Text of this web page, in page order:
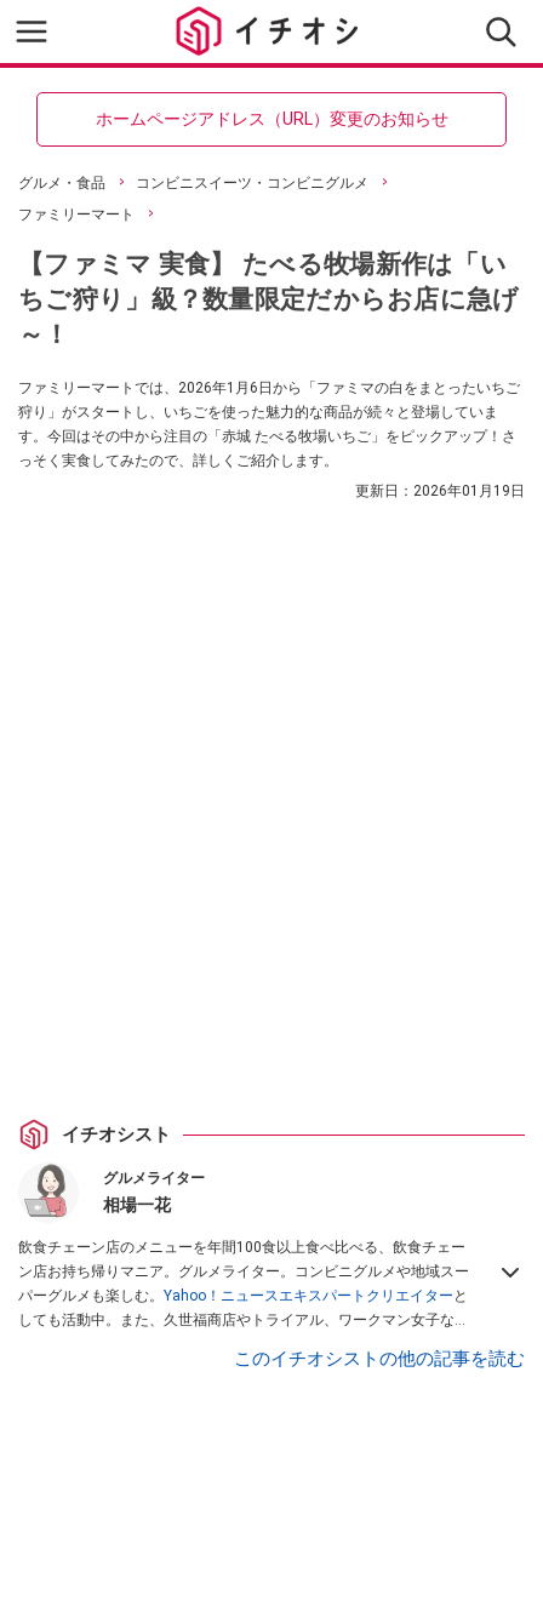
ホームページアドレス（URL）変更のお知らせ
グルメ・食品
コンビニスイーツ・コンビニグルメ
ファミリーマート
【ファミマ 実食】 たべる牧場新作は「い
ちご狩り」級？数量限定だからお店に急げ
～！
ファミリーマートでは、2026年1月6日から「ファミマの白をまとったいちご
狩り」がスタートし、いちごを使った魅力的な商品が続々と登場していま
す。今回はその中から注目の「赤城 たべる牧場いちご」をピックアップ！さ
っそく実食してみたので、詳しくご紹介します。
更新日： 2026年01月19日
イチオシスト
グルメライター
相場一花
飲食チェーン店のメニューを年間100食以上食べ比べる、飲食チェー
ン店お持ち帰りマニア。グルメライター。コンビニグルメや地域スー
パーグルメも楽しむ。 Yahoo！ニュースエキスパートクリエイター と
しても活動中。また、久世福商店やトライアル、ワークマン女子など
、集英社「週刊プレイボーイ」、宝島
このイチオシストの他の記事を読む